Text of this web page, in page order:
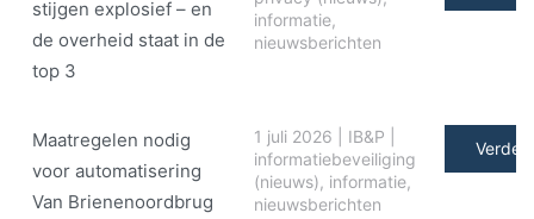
stijgen explosief – en
de overheid staat in de
top 3
informatie,
nieuwsberichten
Maatregelen nodig
voor automatisering
Van Brienenoordbrug
1 juli 2026 IB&P
informatiebeveiliging
(nieuws), informatie,
nieuwsberichten
Verder